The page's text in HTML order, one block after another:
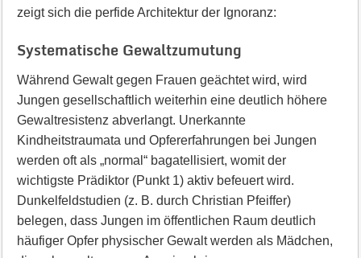
zeigt sich die perfide Architektur der Ignoranz:
Systematische Gewaltzumutung
Während Gewalt gegen Frauen geächtet wird, wird
Jungen gesellschaftlich weiterhin eine deutlich höhere
Gewaltresistenz abverlangt. Unerkannte
Kindheitstraumata und Opfererfahrungen bei Jungen
werden oft als „normal“ bagatellisiert, womit der
wichtigste Prädiktor (Punkt 1) aktiv befeuert wird.
Dunkelfeldstudien (z. B. durch Christian Pfeiffer)
belegen, dass Jungen im öffentlichen Raum deutlich
häufiger Opfer physischer Gewalt werden als Mädchen,